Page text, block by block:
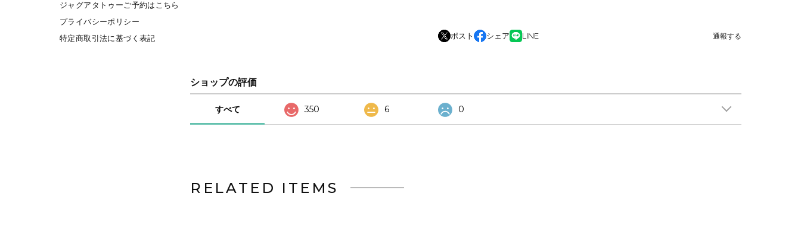
ジャグアタトゥーご予約はこちら
プライバシーポリシー
特定商取引法に基づく表記
ポスト シェア LINE 通報する
ショップの評価
すべて 350 6 0
RELATED ITEMS